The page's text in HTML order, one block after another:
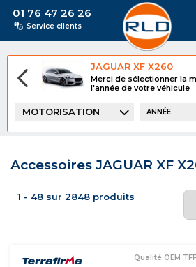
01 76 47 26 26
Service clients
JAGUAR XF X260
Merci de sélectionner la
l'année de votre véhicule
MOTORISATION ANNÉE
Accessoires JAGUAR XF
1 - 48 sur 2848 produits
Qualité OEM